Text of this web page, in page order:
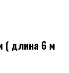
( длина 6 м